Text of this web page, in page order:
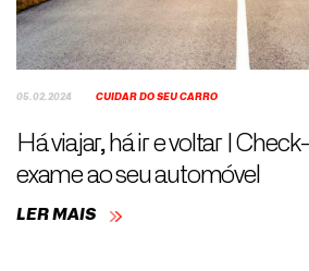
05.02.2024 CUIDAR DO SEU CARRO
Há viajar, há ir e voltar |
exame ao seu automóvel
LER MAIS